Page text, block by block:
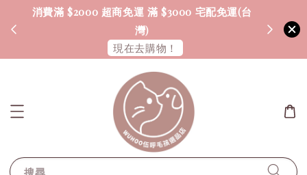
消費滿 $2000 超商免運 滿 $3000 宅配免運(台
灣)
現在去購物！
海外配
搜尋